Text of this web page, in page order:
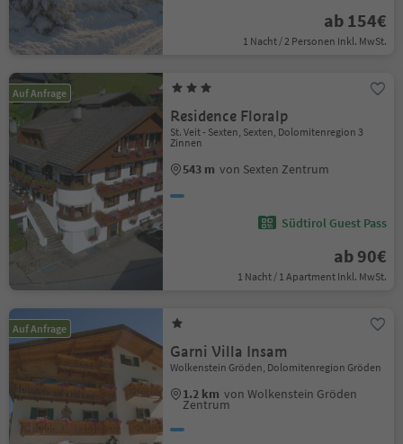
ab 154€
1 Nacht / 2 Personen Inkl. MwSt.
Auf Anfrage
Residence Floralp
St. Veit - Sexten, Sexten, Dolomitenregion 3
Zinnen
543 m von Sexten Zentrum
Südtirol Guest Pass
ab 90€
1 Nacht / 1 Apartment Inkl. MwSt.
Auf Anfrage
Garni Villa Insam
Wolkenstein Gröden, Dolomitenregion Gröden
1.2 km von Wolkenstein Gröden
Zentrum